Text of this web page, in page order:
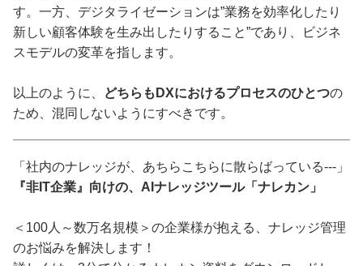
す。一方、デジタライゼーションは”業務を効率化したり
新しい顧客体験を生み出したりすること”であり、ビジネ
スモデルの変革を指します。
以上のように、 どちらもDXにおけるプロセスのひとつの
ため、混同しないようにすべきです。
「社内のナレッジが、あちらこちらに散らばっている---」
『非IT企業』向けの、AIナレッジツール「ナレカン」
＜100人～数万名規模＞の企業様が抱える、ナレッジ管理
のお悩みを解決します！